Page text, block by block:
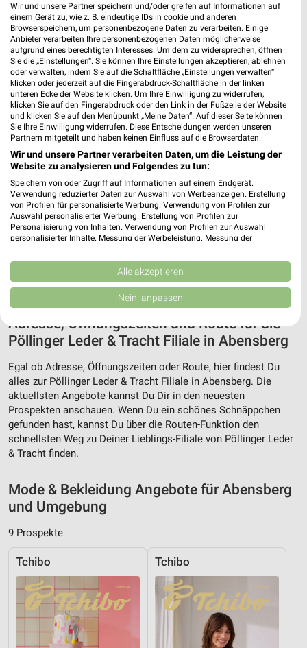
93047 Regensburg
Heute 10:00 - 18:00 Uhr | Schließt in 18 Min.
29,20 km
Adresse, Öffnungszeiten und Route für die
Pöllinger Leder & Tracht Filiale in Abensberg
Egal ob Adresse, Öffnungszeiten oder Route, hier findest Du
alles zur Pöllinger Leder & Tracht Filiale in Abensberg. Die
aktuellsten Angebote kannst Du Dir in den neuesten
Prospekten anschauen. Wenn Du ein schönes Schnäppchen
gefunden hast, kannst Du über die Routen-Funktion den
schnellsten Weg zu Deiner Lieblings-Filiale von Pöllinger Leder
& Tracht finden.
Mode & Bekleidung Angebote für Abensberg
und Umgebung
9 Prospekte
Tchibo Tchibo
Wir und unsere Partner speichern und/oder greifen auf Informationen auf
einem Gerät zu, wie z. B. eindeutige IDs in cookie und anderen
Browserspeichern, um personenbezogene Daten zu verarbeiten. Einige
Anbieter verarbeiten Ihre personenbezogenen Daten möglicherweise
aufgrund eines berechtigten Interesses. Um dem zu widersprechen, öffnen
Sie die „Einstellungen“. Sie können Ihre Einstellungen akzeptieren, ablehnen
oder verwalten, indem Sie auf die Schaltfläche „Einstellungen verwalten“
klicken oder jederzeit auf die Fingerabdruck-Schaltfläche in der linken
unteren Ecke der Website klicken. Um Ihre Einwilligung zu widerrufen,
klicken Sie auf den Fingerabdruck oder den Link in der Fußzeile der Website
und klicken Sie auf den Menüpunkt „Meine Daten“. Auf dieser Seite können
Sie Ihre Einwilligung widerrufen. Diese Entscheidungen werden unseren
Partnern mitgeteilt und haben keinen Einfluss auf die Browserdaten.
Wir und unsere Partner verarbeiten Daten, um die Leistung der
Website zu analysieren und Folgendes zu tun:
Speichern von oder Zugriff auf Informationen auf einem Endgerät.
Verwendung reduzierter Daten zur Auswahl von Werbeanzeigen. Erstellung
von Profilen für personalisierte Werbung. Verwendung von Profilen zur
Auswahl personalisierter Werbung. Erstellung von Profilen zur
Personalisierung von Inhalten. Verwendung von Profilen zur Auswahl
personalisierter Inhalte. Messung der Werbeleistung. Messung der
Kombinationen von Daten aus verschiedenen Quellen. Entwicklung und
Verbesserung der Angebote. Verwendung reduzierter Daten zur Auswahl
von Inhalten.
Daten können außerhalb der Europäischen Union weitergegeben und in die
Website/App.
Partnerliste anzeigen (1 IAB-Anbieter)
Wir nutzen Ihre Daten für folgende Zwecke:
IAB-Verarbeitungszwecke:
Speichern von oder Zugriff auf Informationen
auf einem Endgerät
Verwendung reduzierter Daten zur Auswahl von
Werbeanzeigen
Erstellung von Profilen für personalisierte
Werbung
personalisierter Werbung
Erstellung von Profilen zur Personalisierung
von Inhalten
Verwendung von Profilen zur Auswahl
personalisierter Inhalte
Messung der Werbeleistung
Alle akzeptieren
Nein, anpassen